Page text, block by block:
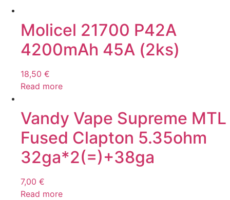
Molicel 21700 P42A
4200mAh 45A (2ks)
18,50 €
Read more
Vandy Vape Supreme MTL
Fused Clapton 5.35ohm
32ga*2(=)+38ga
7,00 €
Read more